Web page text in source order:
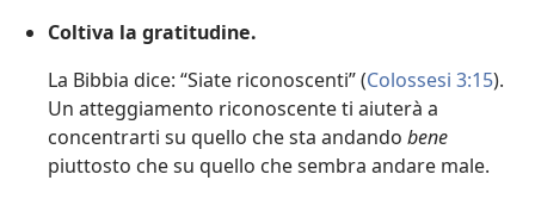
Coltiva la gratitudine.
La Bibbia dice: “Siate riconoscenti” (Colossesi 3:15).
Un atteggiamento riconoscente ti aiuterà a
concentrarti su quello che sta andando bene
piuttosto che su quello che sembra andare male.